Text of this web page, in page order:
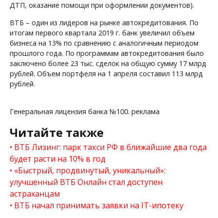
ДТП, оказание помощи при оформлении документов).
ВТБ – один из лидеров на рынке автокредитования. По
итогам первого квартала 2019 г. банк увеличил объем
бизнеса на 13% по сравнению с аналогичным периодом
прошлого года. По программам автокредитования было
заключено более 23 тыс. сделок на общую сумму 17 млрд
рублей. Объем портфеля на 1 апреля составил 113 млрд
рублей.
Генеральная лицензия банка №100. реклама
Читайте также
ВТБ Лизинг: парк такси РФ в ближайшие два года
будет расти на 10% в год
«Быстрый, продвинутый, уникальный»:
улучшенный ВТБ Онлайн стал доступен
астраханцам
ВТБ начал принимать заявки на IT-ипотеку